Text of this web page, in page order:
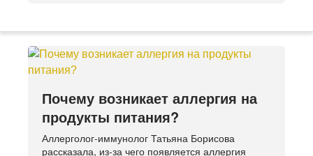
Почему возникает аллергия на
продукты питания?
Аллерголог-иммунолог Татьяна Борисова
рассказала, из-за чего появляется аллергия